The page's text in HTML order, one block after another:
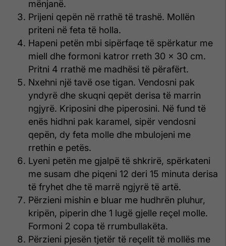
mënjanë.
Prijeni qepën në rrathë të trashë. Mollën
priteni në feta të holla.
Hapeni petën mbi sipërfaqe të spërkatur me
miell dhe formoni katror rreth 30 x 30 cm.
Pritni 4 rrathë me madhësi të përafërt.
Nxehni një tavë ose tigan. Vendosni pak
yndyrë dhe skuqni qepët derisa të marrin
ngjyrë. Kriposini dhe piperosini. Në fund të
enës hidhni pak karamel, sipër vendosni
qepën, dy feta molle dhe mbulojeni me
rrethin e petës.
Lyeni petën me gjalpë të shkrirë, spërkateni
me susam dhe piqeni 12 deri 15 minuta derisa
të fryhet dhe të marrë ngjyrë të artë.
Përzieni mishin e bluar me hudhrën pluhur,
kripën, piperin dhe 1 lugë gjelle reçel molle.
Formoni 2 copa të rrumbullakëta.
Përzieni pjesën tjetër të reçelit të mollës me